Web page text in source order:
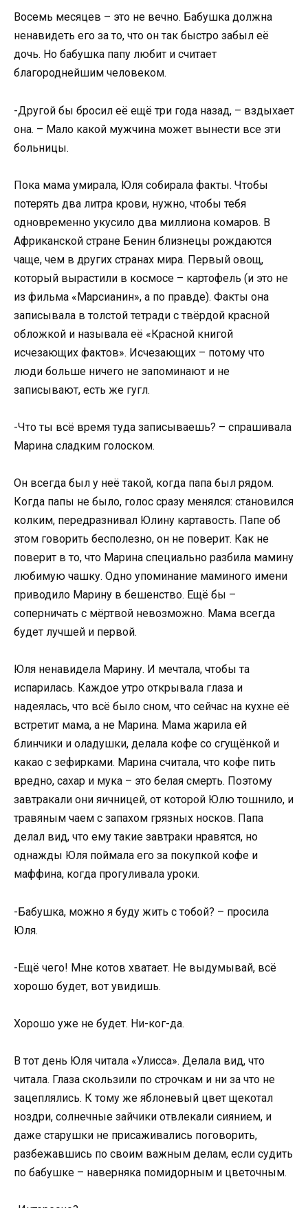
Восемь месяцев – это не вечно. Бабушка должна
ненавидеть его за то, что он так быстро забыл её
дочь. Но бабушка папу любит и считает
благороднейшим человеком.
-Другой бы бросил её ещё три года назад, – вздыхает
она. – Мало какой мужчина может вынести все эти
больницы.
Пока мама умирала, Юля собирала факты. Чтобы
потерять два литра крови, нужно, чтобы тебя
одновременно укусило два миллиона комаров. В
Африканской стране Бенин близнецы рождаются
чаще, чем в других странах мира. Первый овощ,
который вырастили в космосе – картофель (и это не
из фильма «Марсианин», а по правде). Факты она
записывала в толстой тетради с твёрдой красной
обложкой и называла её «Красной книгой
исчезающих фактов». Исчезающих – потому что
люди больше ничего не запоминают и не
записывают, есть же гугл.
-Что ты всё время туда записываешь? – спрашивала
Марина сладким голоском.
Он всегда был у неё такой, когда папа был рядом.
Когда папы не было, голос сразу менялся: становился
колким, передразнивал Юлину картавость. Папе об
этом говорить бесполезно, он не поверит. Как не
поверит в то, что Марина специально разбила мамину
любимую чашку. Одно упоминание маминого имени
приводило Марину в бешенство. Ещё бы –
соперничать с мёртвой невозможно. Мама всегда
будет лучшей и первой.
Юля ненавидела Марину. И мечтала, чтобы та
испарилась. Каждое утро открывала глаза и
надеялась, что всё было сном, что сейчас на кухне её
встретит мама, а не Марина. Мама жарила ей
блинчики и оладушки, делала кофе со сгущёнкой и
какао с зефирками. Марина считала, что кофе пить
вредно, сахар и мука – это белая смерть. Поэтому
завтракали они яичницей, от которой Юлю тошнило, и
травяным чаем с запахом грязных носков. Папа
делал вид, что ему такие завтраки нравятся, но
однажды Юля поймала его за покупкой кофе и
маффина, когда прогуливала уроки.
-Бабушка, можно я буду жить с тобой? – просила
Юля.
-Ещё чего! Мне котов хватает. Не выдумывай, всё
хорошо будет, вот увидишь.
Хорошо уже не будет. Ни-ког-да.
В тот день Юля читала «Улисса». Делала вид, что
читала. Глаза скользили по строчкам и ни за что не
зацеплялись. К тому же яблоневый цвет щекотал
ноздри, солнечные зайчики отвлекали сиянием, и
даже старушки не присаживались поговорить,
разбежавшись по своим важным делам, если судить
по бабушке – наверняка помидорным и цветочным.